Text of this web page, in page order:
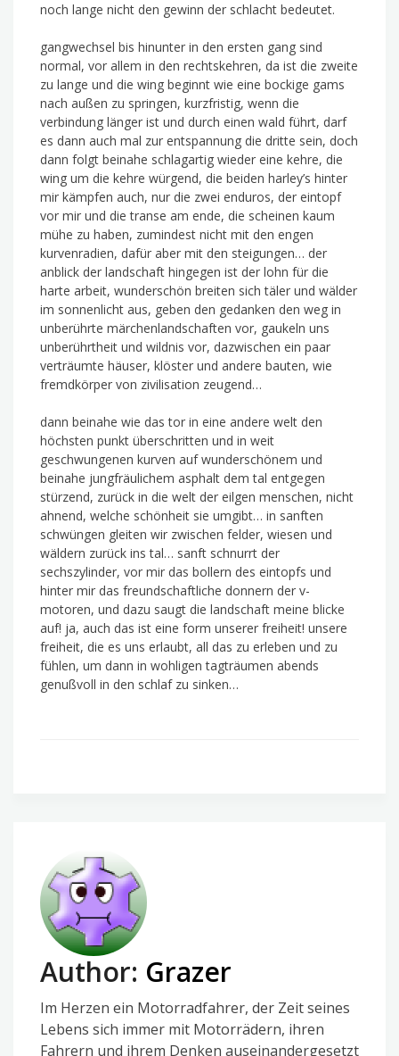
noch lange nicht den gewinn der schlacht bedeutet.
gangwechsel bis hinunter in den ersten gang sind
normal, vor allem in den rechtskehren, da ist die zweite
zu lange und die wing beginnt wie eine bockige gams
nach außen zu springen, kurzfristig, wenn die
verbindung länger ist und durch einen wald führt, darf
es dann auch mal zur entspannung die dritte sein, doch
dann folgt beinahe schlagartig wieder eine kehre, die
wing um die kehre würgend, die beiden harley’s hinter
mir kämpfen auch, nur die zwei enduros, der eintopf
vor mir und die transe am ende, die scheinen kaum
mühe zu haben, zumindest nicht mit den engen
kurvenradien, dafür aber mit den steigungen… der
anblick der landschaft hingegen ist der lohn für die
harte arbeit, wunderschön breiten sich täler und wälder
im sonnenlicht aus, geben den gedanken den weg in
unberührte märchenlandschaften vor, gaukeln uns
unberührtheit und wildnis vor, dazwischen ein paar
verträumte häuser, klöster und andere bauten, wie
fremdkörper von zivilisation zeugend…
dann beinahe wie das tor in eine andere welt den
höchsten punkt überschritten und in weit
geschwungenen kurven auf wunderschönem und
beinahe jungfräulichem asphalt dem tal entgegen
stürzend, zurück in die welt der eilgen menschen, nicht
ahnend, welche schönheit sie umgibt… in sanften
schwüngen gleiten wir zwischen felder, wiesen und
wäldern zurück ins tal… sanft schnurrt der
sechszylinder, vor mir das bollern des eintopfs und
hinter mir das freundschaftliche donnern der v-
motoren, und dazu saugt die landschaft meine blicke
auf! ja, auch das ist eine form unserer freiheit! unsere
freiheit, die es uns erlaubt, all das zu erleben und zu
fühlen, um dann in wohligen tagträumen abends
genußvoll in den schlaf zu sinken…
Author: Grazer
Im Herzen ein Motorradfahrer, der Zeit seines
Lebens sich immer mit Motorrädern, ihren
Fahrern und ihrem Denken auseinandergesetzt